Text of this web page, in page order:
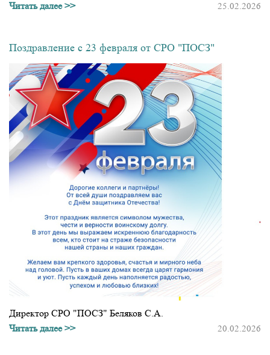
Читать далее >> 25.02.2026
Поздравление с 23 февраля от СРО "ПОСЗ"
Директор СРО "ПОСЗ" Беляков С.А.
Читать далее >>
20.02.2026